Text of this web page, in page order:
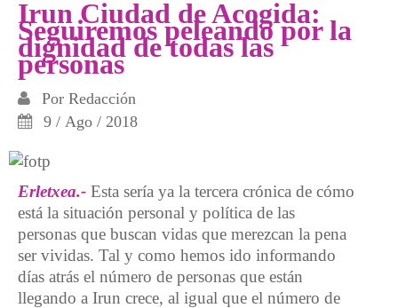
Irun Ciudad de Acogida:
Seguiremos peleando por la
dignidad de todas las
personas
Por Redacción
9 / Ago / 2018
Erletxea.- Esta sería ya la tercera crónica de cómo
está la situación personal y política de las
personas que buscan vidas que merezcan la pena
ser vividas. Tal y como hemos ido informando
días atrás el número de personas que están
llegando a Irun crece, al igual que el número de